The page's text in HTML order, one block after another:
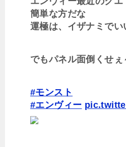
簡単な方だな
運極は、イザナミで
でもパネル面倒くせぇ
#モンスト
#エンヴィー